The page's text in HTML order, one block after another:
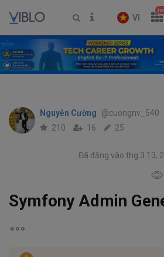
VI
Nguyễn Cường @cuongnv_540
210 16 25
Đã đăng vào thg 3 13,
Symfony Admin